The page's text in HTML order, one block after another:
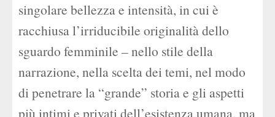
singolare bellezza e intensità, in cui è
racchiusa l’irriducibile originalità dello
sguardo femminile – nello stile della
narrazione, nella scelta dei temi, nel modo
di penetrare la “grande” storia e gli aspetti
più intimi e privati dell’esistenza umana, ma